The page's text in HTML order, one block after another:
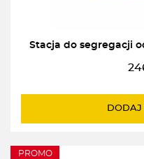
Stacja do segregacji
DODAJ
PROMO